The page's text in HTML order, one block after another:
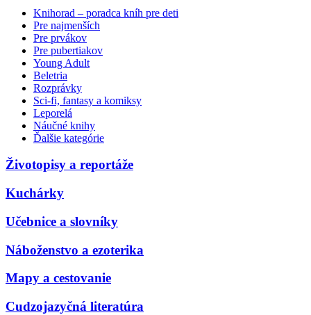
Knihorad – poradca kníh pre deti
Pre najmenších
Pre prvákov
Pre pubertiakov
Young Adult
Beletria
Rozprávky
Sci-fi, fantasy a komiksy
Leporelá
Náučné knihy
Ďalšie kategórie
Životopisy a reportáže
Kuchárky
Učebnice a slovníky
Náboženstvo a ezoterika
Mapy a cestovanie
Cudzojazyčná literatúra